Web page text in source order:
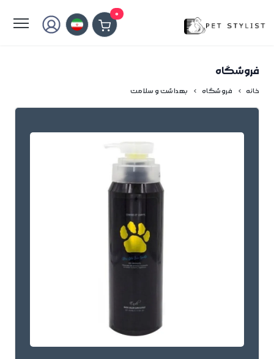
0
فروشگاه
خانه فروشگاه بهداشت و سلامت